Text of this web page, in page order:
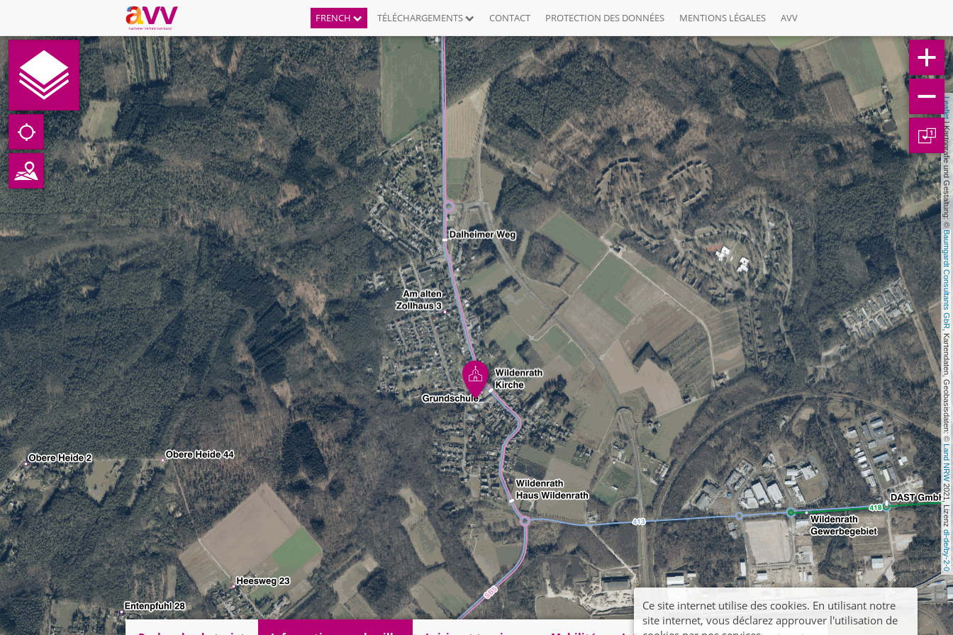
FRENCH TÉLÉCHARGEMENTS CONTACT PROTECTION DES DONNÉES MENTIONS LÉGALES AVV
Leaflet
| Kartografie und Gestaltung: ©
Baumgardt Consultants GbR
, Kartendaten, Geobasisdaten: ©
Land NRW
2021, Lizenz
dl-de/by-2-0
1
Ce site internet utilise des cookies. En utilisant notre
site internet, vous déclarez approuver l'utilisation de